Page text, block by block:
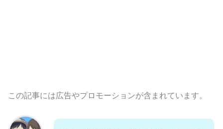
この記事には広告やプロモーションが含まれています。